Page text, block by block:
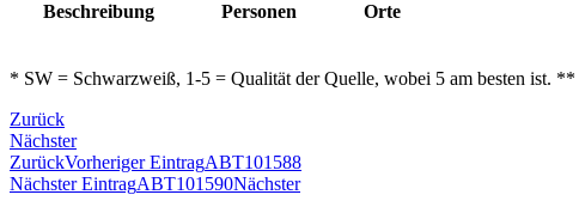
Beschreibung Personen Orte
* SW = Schwarzweiß, 1-5 = Qualität der Quelle, wobei 5 am besten ist.
Zurück
Nächster
ZurückVorheriger EintragABT101588
Nächster EintragABT101590Nächster